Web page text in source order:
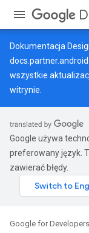
Dokumentacja
wszystkie
witrynie.
Google używa
preferowany język.
zawierać błędy.
Google for Developers